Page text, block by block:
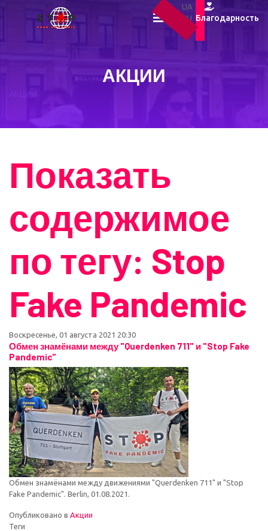
UA
RU Благодарность
АКЦИИ
АКЦИИ
Показать
содержимое
по тегу: Stop
Fake Pandemic
Воскресенье, 01 августа 2021 20:30
Обмен знамёнами между "Querdenken 711" и "Stop Fake
Pandemic"
Обмен знамёнами между движениями "Querdenken 711" и "Stop
Fake Pandemic". Berlin, 01.08.2021.
Опубликовано в Акции
Теги